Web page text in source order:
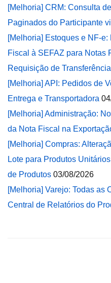
[Melhoria] CRM: Consulta
Paginados do Participante
[Melhoria] Estoques e NF-
Fiscal à SEFAZ para Notas
Requisição de
[Melhoria] API: Pedidos de
Entrega e Transportadora
[Melhoria] Administração:
da Nota Fiscal na
[Melhoria] Compras:
Lote para Produtos
de Produtos 03/08/2026
[Melhoria] Varejo: Todas as
Central de Relatórios do